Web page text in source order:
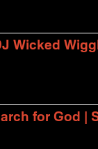
Wicked
for God |